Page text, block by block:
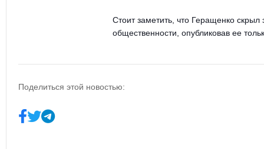
Стоит заметить, что Геращенко
общественности, опубликовав ее
Поделиться этой новостью: